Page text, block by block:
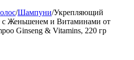
/Шампуни/Укрепляющий
с Женьшенем и Витаминами от
Ginseng & Vitamins, 220 гр